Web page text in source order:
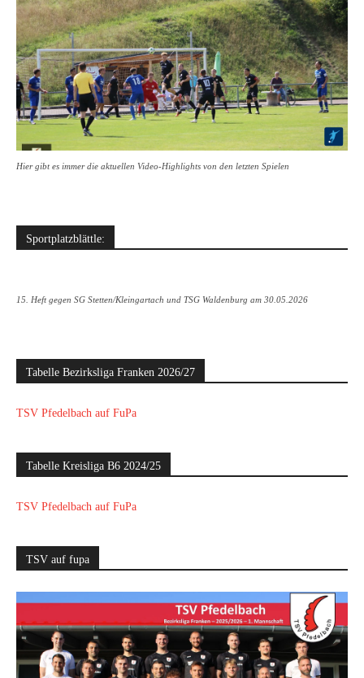
Hier gibt es immer die aktuellen Video-Highlights von den letzten Spielen
Sportplatzblättle:
15. Heft gegen SG Stetten/Kleingartach und TSG Waldenburg am 30.05.2026
Tabelle Bezirksliga Franken 2026/27
TSV Pfedelbach auf FuPa
Tabelle Kreisliga B6 2024/25
TSV Pfedelbach auf FuPa
TSV auf fupa